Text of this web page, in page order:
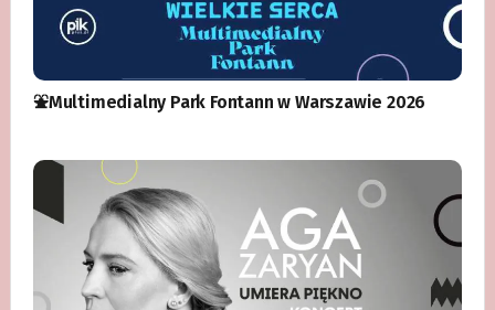
⛲️Multimedialny Park Fontann w Warszawie 2026